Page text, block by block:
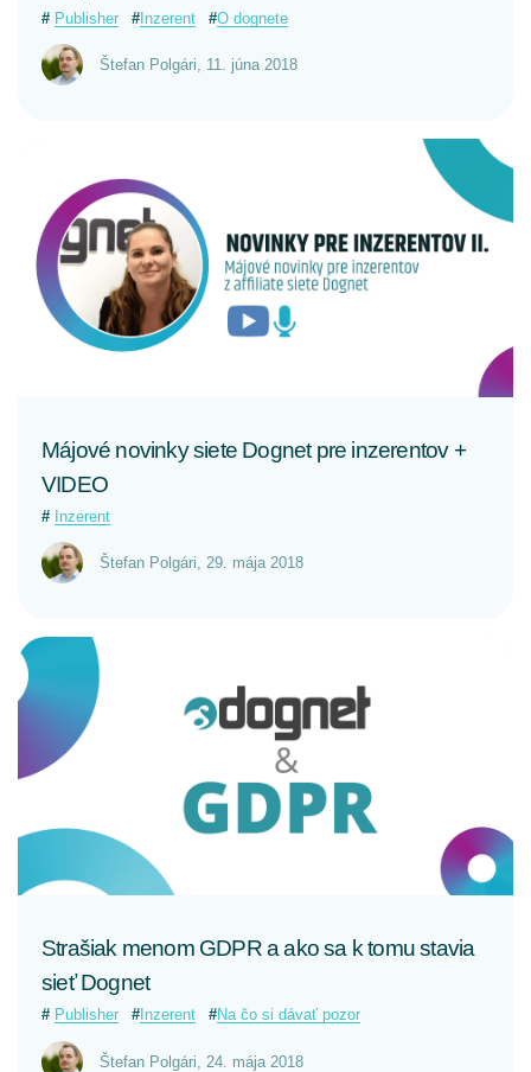
Publisher Inzerent O dognete
Štefan Polgári 11. júna 2018
CELÝ ČLÁNOK
Májové novinky siete Dognet pre inzerentov +
VIDEO
Inzerent
Štefan Polgári, 29. mája 2018
CELÝ ČLÁNOK
Strašiak menom GDPR a ako sa k tomu stavia
sieť Dognet
Publisher Inzerent Na čo si dávať pozor
Štefan Polgári 24. mája 2018